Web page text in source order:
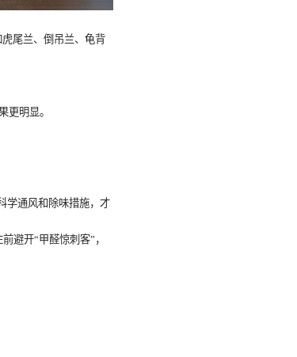
尾兰、倒吊兰、龟背
更明显。
学通风和除味措施，才
前避开“甲醛惊刺客”，